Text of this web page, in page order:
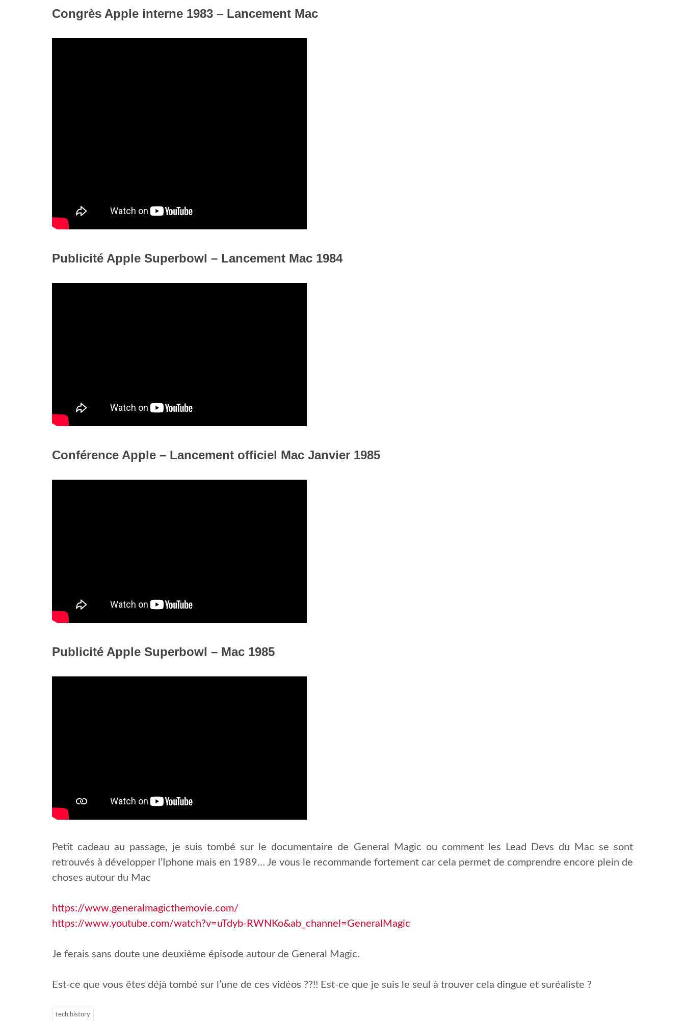
Congrès Apple interne 1983 – Lancement Mac
Publicité Apple Superbowl – Lancement Mac 1984
Conférence Apple – Lancement officiel Mac Janvier 1985
Publicité Apple Superbowl – Mac 1985
Petit cadeau au passage, je suis tombé sur le documentaire de General Magic ou comment les Lead Devs du Mac se sont
retrouvés à développer l’Iphone mais en 1989… Je vous le recommande fortement car cela permet de comprendre encore plein de
choses autour du Mac
https://www.generalmagicthemovie.com/
https://www.youtube.com/watch?v=uTdyb-RWNKo&ab_channel=GeneralMagic
Je ferais sans doute une deuxième épisode autour de General Magic.
Est-ce que vous êtes déjà tombé sur l’une de ces vidéos ??!! Est-ce que je suis le seul à trouver cela dingue et suréaliste ?
tech history